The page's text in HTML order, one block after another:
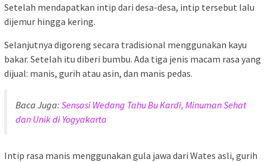
Setelah mendapatkan intip dari desa-desa, intip tersebut lalu
dijemur hingga kering.
Selanjutnya digoreng secara tradisional menggunakan kayu
bakar. Setelah itu diberi bumbu. Ada tiga jenis macam rasa yang
dijual: manis, gurih atau asin, dan manis pedas.
Baca Juga: Sensasi Wedang Tahu Bu Kardi, Minuman Sehat
dan Unik di Yogyakarta
Intip rasa manis menggunakan gula jawa dari Wates asli, gurih